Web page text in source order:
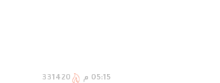
05:15 م 331420